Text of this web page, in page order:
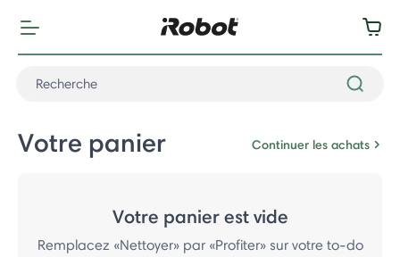
Votre panier Continuer les achats
Votre panier est vide
Remplacez «Nettoyer» par «Profiter» sur votre to-do